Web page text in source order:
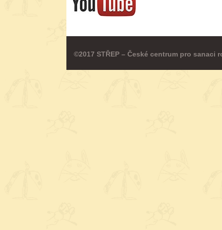
©2017 STŘEP – České centrum pro sanaci